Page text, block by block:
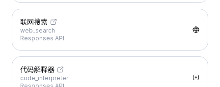
联网搜索
web_search
Responses API
代码解释器
code_interpreter